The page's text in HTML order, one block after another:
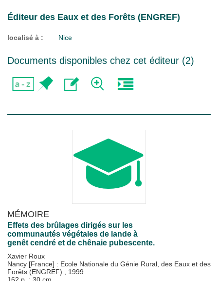
Éditeur des Eaux et des Forêts (ENGREF)
localisé à : Nice
Documents disponibles chez cet éditeur (2)
MÉMOIRE
Effets des brûlages dirigés sur les
communautés végétales de lande à
genêt cendré et de chênaie pubescente.
Xavier Roux
Nancy [France] : Ecole Nationale du Génie Rural, des Eaux et des
Forêts (ENGREF) ; 1999